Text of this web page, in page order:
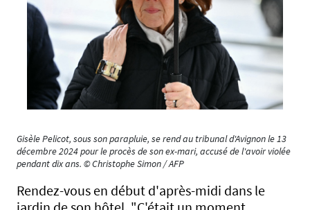
Gisèle Pelicot, sous son parapluie, se rend au tribunal d'Avignon le 13
décembre 2024 pour le procès de son ex-mari, accusé de l'avoir violée
pendant dix ans. © Christophe Simon / AFP
Rendez-vous en début d'après-midi dans le